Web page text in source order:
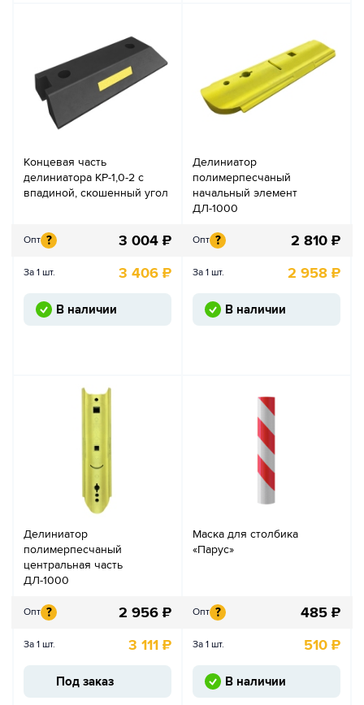
Концевая часть
делиниатора КР-1,0-2 с
впадиной, скошенный угол
Опт ? 3 004 ₽
За 1 шт. 3 406 ₽
В наличии
Делиниатор
полимерпесчаный
начальный элемент
ДЛ-1000
Опт ? 2 810 ₽
За 1 шт. 2 958 ₽
В наличии
Делиниатор
полимерпесчаный
центральная часть
ДЛ-1000
Опт ? 2 956 ₽
За 1 шт. 3 111 ₽
Под заказ
Маска для столбика
«Парус»
Опт ? 485 ₽
За 1 шт. 510 ₽
В наличии